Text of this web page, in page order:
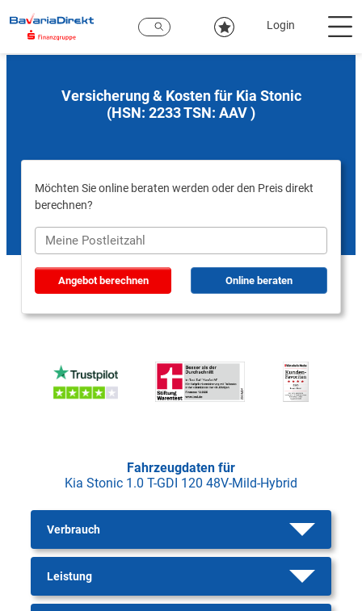
Hauptinhalt
Login
Versicherung & Kosten für Kia Stonic
(HSN: 2233 TSN: AAV )
Möchten Sie online beraten werden oder den Preis direkt
berechnen?
Angebot berechnen Online beraten
Fahrzeugdaten für
Kia Stonic 1.0 T-GDI 120 48V-Mild-Hybrid
Verbrauch
Leistung